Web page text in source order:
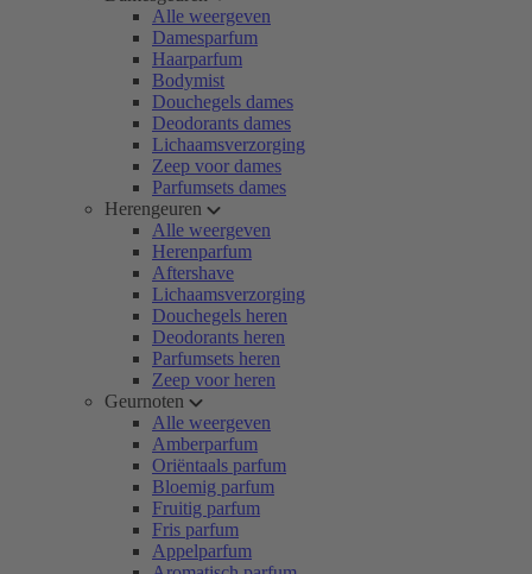
Alle weergeven
Damesparfum
Haarparfum
Bodymist
Douchegels dames
Deodorants dames
Lichaamsverzorging
Zeep voor dames
Parfumsets dames
Herengeuren
Alle weergeven
Herenparfum
Aftershave
Lichaamsverzorging
Douchegels heren
Deodorants heren
Parfumsets heren
Zeep voor heren
Geurnoten
Alle weergeven
Amberparfum
Oriëntaals parfum
Bloemig parfum
Fruitig parfum
Fris parfum
Appelparfum